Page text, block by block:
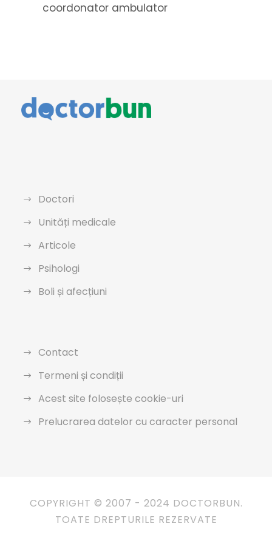
coordonator ambulator
Doctori
Unități medicale
Articole
Psihologi
Boli și afecțiuni
Contact
Termeni și condiții
Acest site folosește cookie-uri
Prelucrarea datelor cu caracter personal
COPYRIGHT © 2007 - 2024 DOCTORBUN.
TOATE DREPTURILE REZERVATE